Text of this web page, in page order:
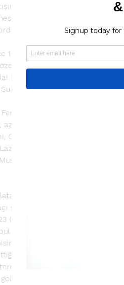
Ba’nın kafa vuruşunda
yuvarlak Muslera’dan
36.
1-3 Galatasaray | 23. Hafta -
görüntüleri, en unutulmaz
beIN SPORTS'un özet
Şub 2023
atağında Diego
farkla yandan auta çıktı. 66.
Galatasaray ceza alanı meşin
Markovic, topla buluşur
çok şık bir şekilde meşin
MAÇ ÖZETİ (0-3) |
geniş özeti, goller ve maçtan
07:19 Güncelleme Tarihi: 09.
Kadıköy Ülker Stadyumu'nda
sarı-kırmızılı ekip ilk
golle üstünlüğü sağladı.
Kerem Aktürkoğlu
imza attı. Karşılaşmanın